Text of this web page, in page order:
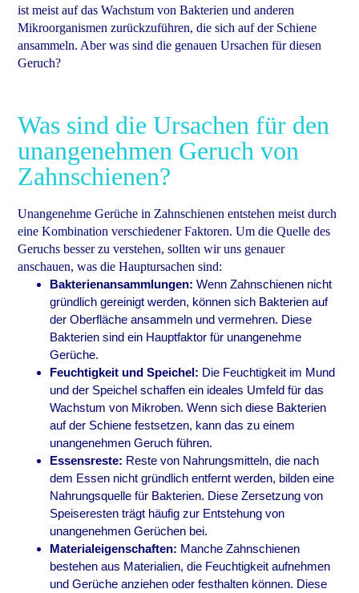
ist meist auf das Wachstum von Bakterien und anderen
Mikroorganismen zurückzuführen, die sich auf der Schiene
ansammeln. Aber was sind die genauen Ursachen für diesen
Geruch?
Was sind die Ursachen für den
unangenehmen Geruch von
Zahnschienen?
Unangenehme Gerüche in Zahnschienen entstehen meist durch
eine Kombination verschiedener Faktoren. Um die Quelle des
Geruchs besser zu verstehen, sollten wir uns genauer
anschauen, was die Hauptursachen sind:
Bakterienansammlungen: Wenn Zahnschienen nicht
gründlich gereinigt werden, können sich Bakterien auf
der Oberfläche ansammeln und vermehren. Diese
Bakterien sind ein Hauptfaktor für unangenehme
Gerüche.
Feuchtigkeit und Speichel: Die Feuchtigkeit im Mund
und der Speichel schaffen ein ideales Umfeld für das
Wachstum von Mikroben. Wenn sich diese Bakterien
auf der Schiene festsetzen, kann das zu einem
unangenehmen Geruch führen.
Essensreste: Reste von Nahrungsmitteln, die nach
dem Essen nicht gründlich entfernt werden, bilden eine
Nahrungsquelle für Bakterien. Diese Zersetzung von
Speiseresten trägt häufig zur Entstehung von
unangenehmen Gerüchen bei.
Materialeigenschaften: Manche Zahnschienen
bestehen aus Materialien, die Feuchtigkeit aufnehmen
und Gerüche anziehen oder festhalten können. Diese